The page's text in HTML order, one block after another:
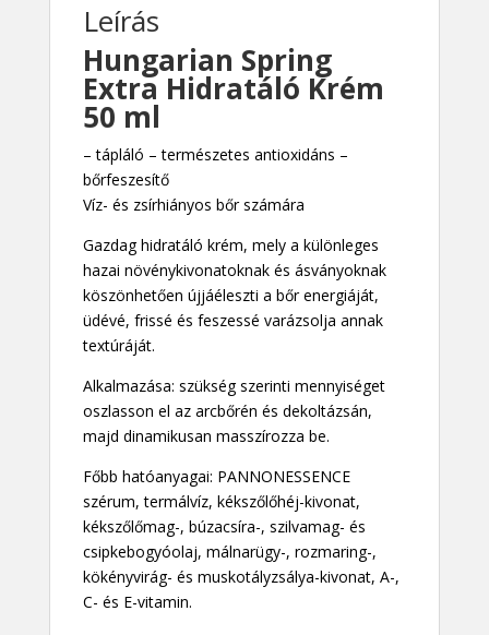
Leírás
Hungarian Spring
Extra Hidratáló Krém
50 ml
– tápláló – természetes antioxidáns –
bőrfeszesítő
Víz- és zsírhiányos bőr számára
Gazdag hidratáló krém, mely a különleges
hazai növénykivonatoknak és ásványoknak
köszönhetően újjáéleszti a bőr energiáját,
üdévé, frissé és feszessé varázsolja annak
textúráját.
Alkalmazása: szükség szerinti mennyiséget
oszlasson el az arcbőrén és dekoltázsán,
majd dinamikusan masszírozza be.
Főbb hatóanyagai: PANNONESSENCE
szérum, termálvíz, kékszőlőhéj-kivonat,
kékszőlőmag-, búzacsíra-, szilvamag- és
csipkebogyóolaj, málnarügy-, rozmaring-,
kökényvirág- és muskotályzsálya-kivonat, A-,
C- és E-vitamin.